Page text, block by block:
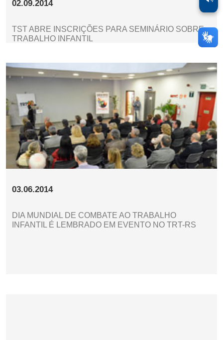
02.09.2014
TST ABRE INSCRIÇÕES PARA SEMINÁRIO SOBRE
TRABALHO INFANTIL
03.06.2014
DIA MUNDIAL DE COMBATE AO TRABALHO
INFANTIL É LEMBRADO EM EVENTO NO TRT-RS